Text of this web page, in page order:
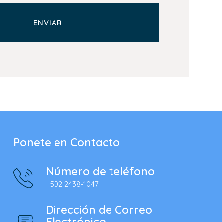
Ponete en Contacto
Número de teléfono
+502 2438-1047
Dirección de Correo